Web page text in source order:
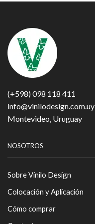
(+598) 098 118 411
info@vinilodesign.com.uy
Montevideo, Uruguay
NOSOTROS
Sobre Vinilo Design
Colocación y Aplicación
Cómo comprar